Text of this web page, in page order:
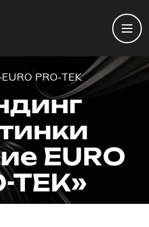
EURO PRO-TEK
EURO
TEK»